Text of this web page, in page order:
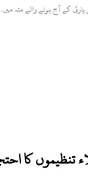
تنظیموں کا